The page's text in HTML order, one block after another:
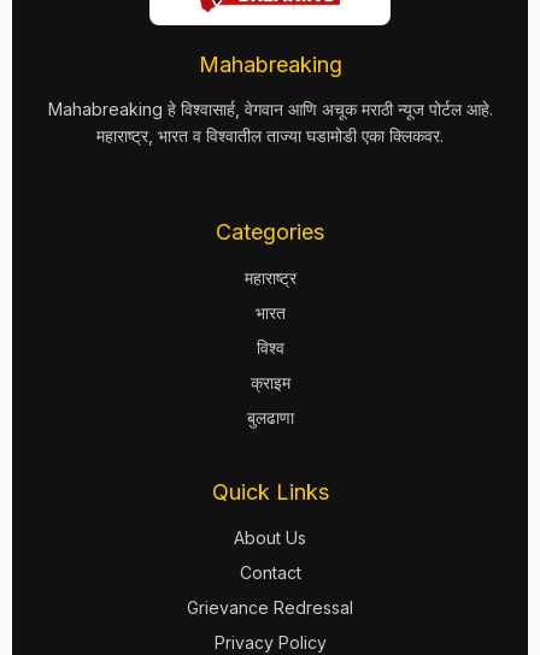
Mahabreaking
Mahabreaking हे विश्वासार्ह, वेगवान आणि अचूक मराठी न्यूज पोर्टल आहे.
महाराष्ट्र, भारत व विश्वातील ताज्या घडामोडी एका क्लिकवर.
Categories
महाराष्ट्र
भारत
विश्व
क्राइम
बुलढाणा
Quick Links
About Us
Contact
Grievance Redressal
Privacy Policy